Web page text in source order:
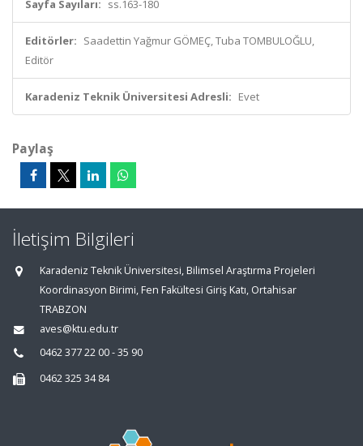
Sayfa Sayıları: ss.163-180
Editörler: Saadettin Yağmur GÖMEÇ, Tuba TOMBULOĞLU,
Editör
Karadeniz Teknik Üniversitesi Adresli: Evet
Paylaş
İletişim Bilgileri
Karadeniz Teknik Üniversitesi, Bilimsel Araştırma Projeleri
Koordinasyon Birimi, Fen Fakültesi Giriş Katı, Ortahisar
TRABZON
aves@ktu.edu.tr
0462 377 22 00 - 35 90
0462 325 34 84